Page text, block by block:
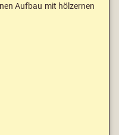
Aufbau mit hölzernen